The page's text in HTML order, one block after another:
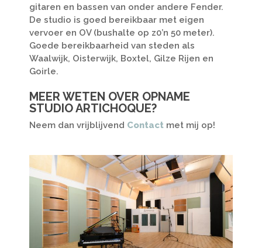
gitaren en bassen van onder andere Fender.
De studio is goed bereikbaar met eigen
vervoer en OV (bushalte op z0’n 50 meter).
Goede bereikbaarheid van steden als
Waalwijk, Oisterwijk, Boxtel, Gilze Rijen en
Goirle.
MEER WETEN OVER OPNAME
STUDIO ARTICHOQUE?
Neem dan vrijblijvend Contact met mij op!